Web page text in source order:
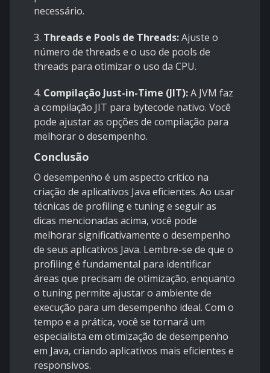
necessário.
3. Threads e Pools de Threads:Ajuste o
número de threads e o uso de pools de
threads para otimizar o uso da CPU.
4. Compilação Just-in-Time (JIT):A JVM faz
a compilação JIT para bytecode nativo. Você
pode ajustar as opções de compilação para
melhorar o desempenho.
Conclusão
O desempenho é um aspecto crítico na
criação de aplicativos Java eficientes. Ao usar
técnicas de profiling e tuning e seguir as
dicas mencionadas acima, você pode
melhorar significativamente o desempenho
de seus aplicativos Java. Lembre-se de que o
profiling é fundamental para identificar
áreas que precisam de otimização, enquanto
o tuning permite ajustar o ambiente de
execução para um desempenho ideal. Com o
tempo e a prática, você se tornará um
especialista em otimização de desempenho
em Java, criando aplicativos mais eficientes e
responsivos.